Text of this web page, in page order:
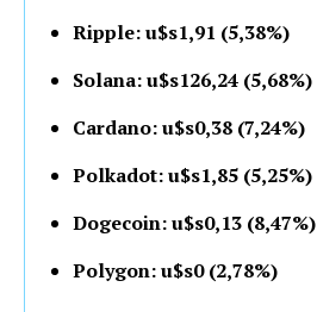
Ripple: u$s1,91 (5,38%)
Solana: u$s126,24 (5,68%)
Cardano: u$s0,38 (7,24%)
Polkadot: u$s1,85 (5,25%)
Dogecoin: u$s0,13 (8,47%)
Polygon: u$s0 (2,78%)